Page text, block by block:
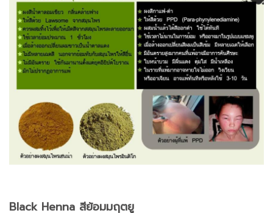
Black Henna สีย้อมมฤตยู